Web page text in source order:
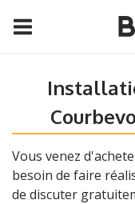
Vous venez
besoin de faire
de discuter